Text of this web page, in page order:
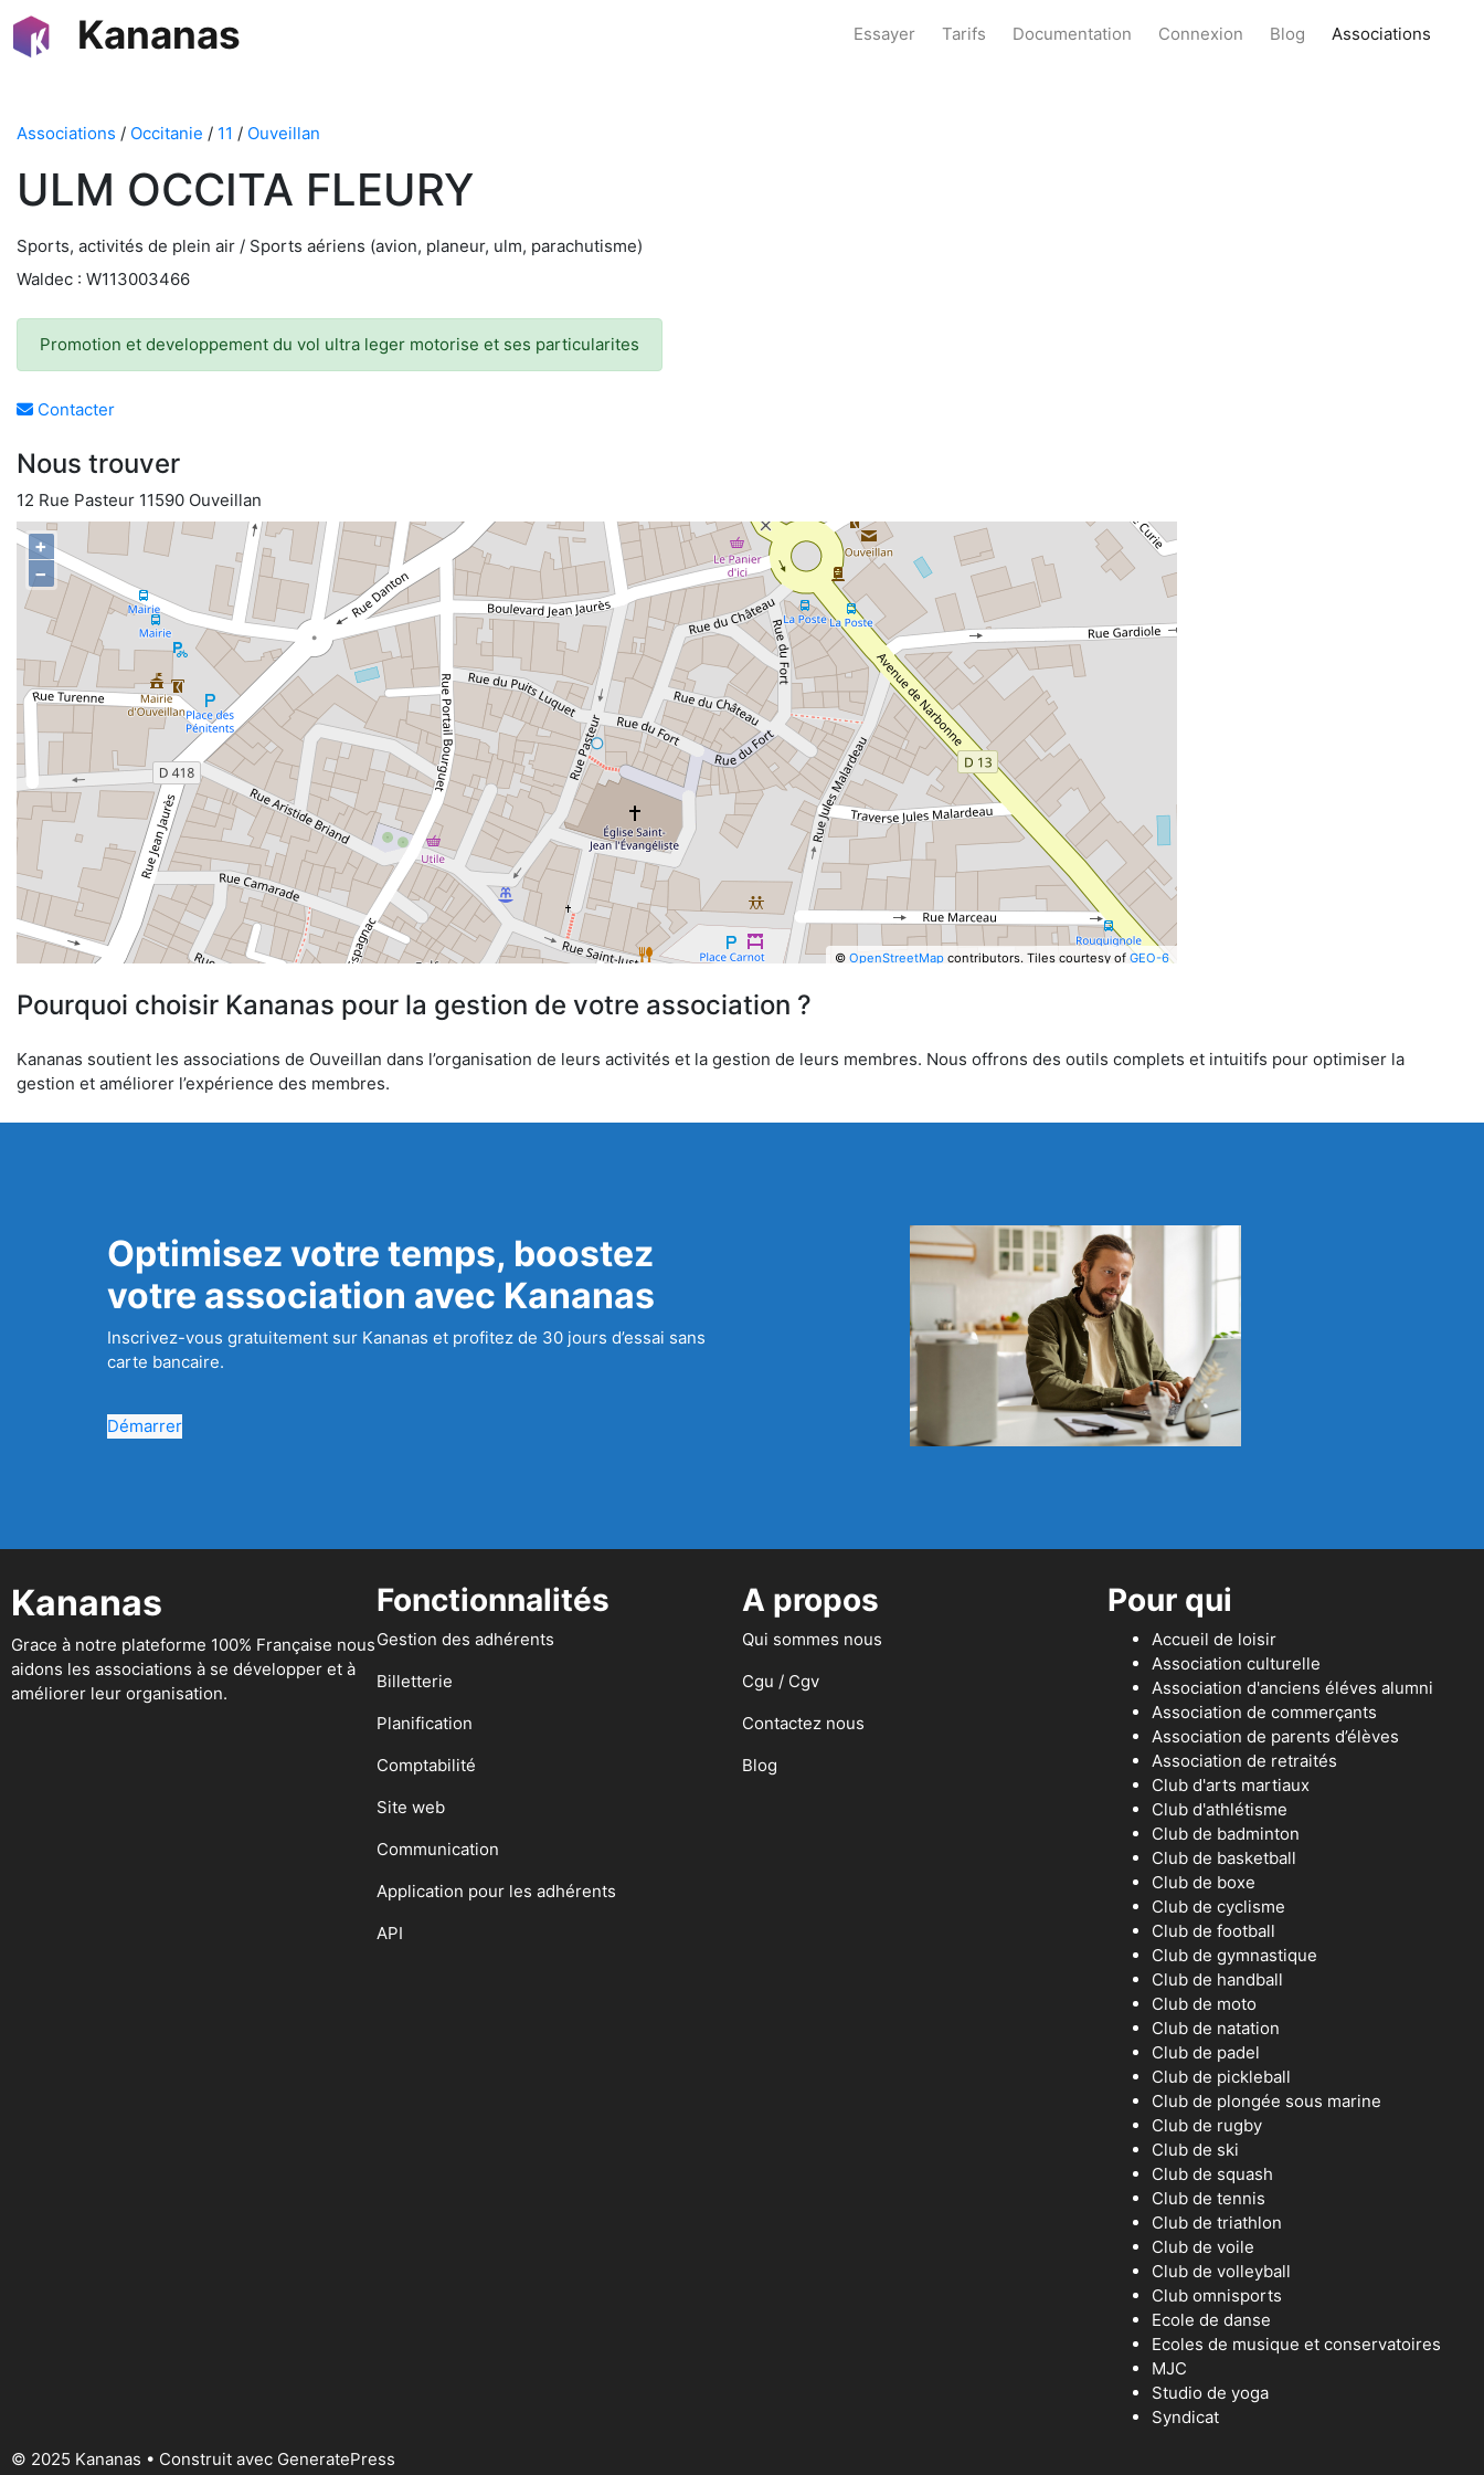
Kananas Essayer Tarifs Documentation Connexion Blog Associations
Associations / Occitanie / 11 / Ouveillan
ULM OCCITA FLEURY
Sports, activités de plein air / Sports aériens (avion, planeur, ulm, parachutisme)
Waldec : W113003466
Promotion et developpement du vol ultra leger motorise et ses particularites
Contacter
Nous trouver
12 Rue Pasteur 11590 Ouveillan
+
−
© OpenStreetMapcontributors. Tiles courtesy of GEO-6
Pourquoi choisir Kananas pour la gestion de votre association ?
Kananas soutient les associations de Ouveillan dans l’organisation de leurs activités et la gestion de leurs membres. Nous offrons des outils complets et intuitifs pour optimiser la
gestion et améliorer l’expérience des membres.
Optimisez votre temps, boostez
votre association avec Kananas
Inscrivez-vous gratuitement sur Kananas et profitez de 30 jours d’essai sans
carte bancaire.
Démarrer
Kananas
Grace à notre plateforme 100% Française nous
aidons les associations à se développer et à
améliorer leur organisation.
Fonctionnalités
Gestion des adhérents
Billetterie
Planification
Comptabilité
Site web
Communication
Application pour les adhérents
API
A propos
Qui sommes nous
Cgu / Cgv
Contactez nous
Blog
Pour qui
Accueil de loisir
Association culturelle
Association d'anciens éléves alumni
Association de commerçants
Association de parents d’élèves
Association de retraités
Club d'arts martiaux
Club d'athlétisme
Club de badminton
Club de basketball
Club de boxe
Club de cyclisme
Club de football
Club de gymnastique
Club de handball
Club de moto
Club de natation
Club de padel
Club de pickleball
Club de plongée sous marine
Club de rugby
Club de ski
Club de squash
Club de tennis
Club de triathlon
Club de voile
Club de volleyball
Club omnisports
Ecole de danse
Ecoles de musique et conservatoires
MJC
Studio de yoga
Syndicat
© 2025 Kananas • Construit avec GeneratePress